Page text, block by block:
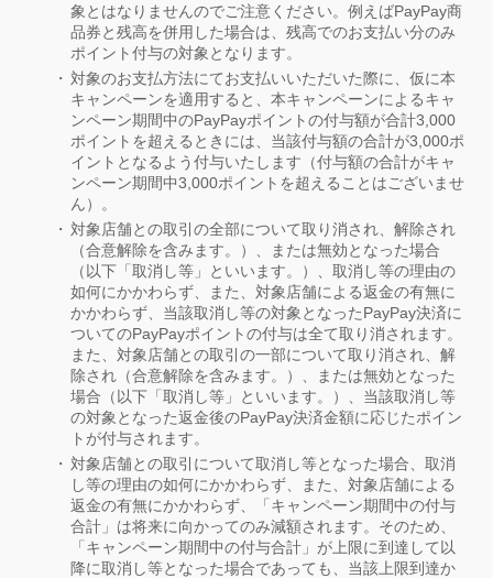
象とはなりませんのでご注意ください。例えばPayPay商
品券と残高を併用した場合は、残高でのお支払い分のみ
ポイント付与の対象となります。
対象のお支払方法にてお支払いいただいた際に、仮に本
キャンペーンを適用すると、本キャンペーンによるキャ
ンペーン期間中のPayPayポイントの付与額が合計3,000
ポイントを超えるときには、当該付与額の合計が3,000ポ
イントとなるよう付与いたします（付与額の合計がキャ
ンペーン期間中3,000ポイントを超えることはございませ
ん）。
対象店舗との取引の全部について取り消され、解除され
（合意解除を含みます。）、または無効となった場合
（以下「取消し等」といいます。）、取消し等の理由の
如何にかかわらず、また、対象店舗による返金の有無に
かかわらず、当該取消し等の対象となったPayPay決済に
ついてのPayPayポイントの付与は全て取り消されます。
また、対象店舗との取引の一部について取り消され、解
除され（合意解除を含みます。）、または無効となった
場合（以下「取消し等」といいます。）、当該取消し等
の対象となった返金後のPayPay決済金額に応じたポイン
トが付与されます。
対象店舗との取引について取消し等となった場合、取消
し等の理由の如何にかかわらず、また、対象店舗による
返金の有無にかかわらず、「キャンペーン期間中の付与
合計」は将来に向かってのみ減額されます。そのため、
「キャンペーン期間中の付与合計」が上限に到達して以
降に取消し等となった場合であっても、当該上限到達か